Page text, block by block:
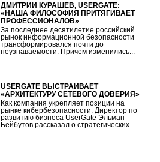
ДМИТРИЙ КУРАШЕВ, USERGATE:
«НАША ФИЛОСОФИЯ ПРИТЯГИВАЕТ
ПРОФЕССИОНАЛОВ»
За последнее десятилетие российский
рынок информационной безопасности
трансформировался почти до
неузнаваемости. Причем изменились...
USERGATE ВЫСТРАИВАЕТ
«АРХИТЕКТУРУ СЕТЕВОГО ДОВЕРИЯ»
Как компания укрепляет позиции на
рынке кибербезопасности. Директор по
развитию бизнеса UserGate Эльман
Бейбутов рассказал о стратегических...